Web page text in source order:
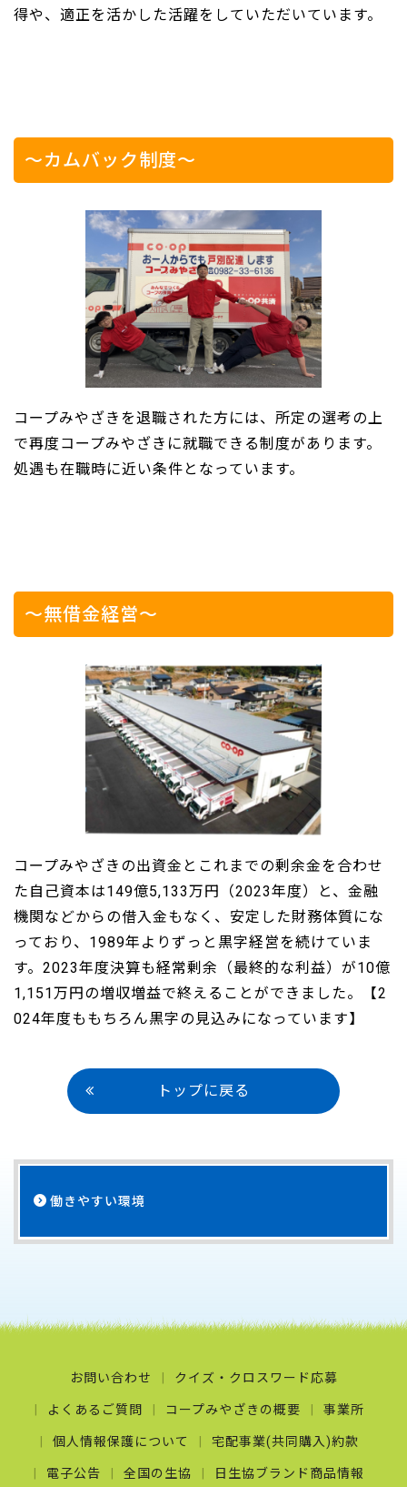
得や、適正を活かした活躍をしていただいています。
～カムバック制度～
コープみやざきを退職された方には、所定の選考の上
で再度コープみやざきに就職できる制度があります。
処遇も在職時に近い条件となっています。
～無借金経営～
コープみやざきの出資金とこれまでの剰余金を合わせ
た自己資本は149億5,133万円（2023年度）と、金融
機関などからの借入金もなく、安定した財務体質にな
っており、1989年よりずっと黒字経営を続けていま
す。2023年度決算も経常剰余（最終的な利益）が10億
1,151万円の増収増益で終えることができました。【2
024年度ももちろん黒字の見込みになっています】
トップに戻る
働きやすい環境
お問い合わせ クイズ・クロスワード応募
よくあるご質問 コープみやざきの概要 事業所
個人情報保護について 宅配事業(共同購入)約款
電子公告 全国の生協 日生協ブランド商品情報